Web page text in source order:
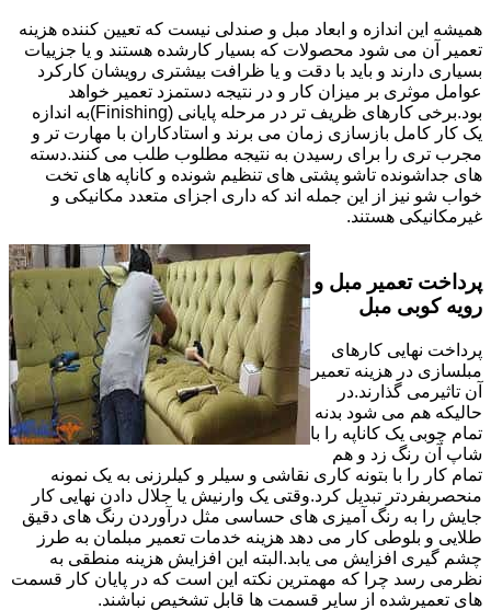
همیشه این اندازه و ابعاد مبل و صندلی نیست که تعیین کننده هزینه
تعمیر آن می شود محصولات که بسیار کارشده هستند و یا جزییات
بسیاری دارند و باید با دقت و یا ظرافت بیشتری رویشان کارکرد
عوامل موثری بر میزان کار و در نتیجه دستمزد تعمیر خواهد
بود.برخی کارهای ظریف تر در مرحله پایانی (Finishing)به اندازه
یک کار کامل بازسازی زمان می برند و استادکاران با مهارت تر و
مجرب تری را برای رسیدن به نتیجه مطلوب طلب می کنند.دسته
های جداشونده تاشو پشتی های تنظیم شونده و کاناپه های تخت
خواب شو نیز از این جمله اند که داری اجزای متعدد مکانیکی و
غیرمکانیکی هستند.
پرداخت تعمیر مبل و
رویه کوبی مبل
پرداخت نهایی کارهای
مبلسازی در هزینه تعمیر
آن تاثیرمی گذارند.در
حالیکه هم می شود بدنه
تمام چوبی یک کاناپه را با
شاپ آن رنگ زد و هم
تمام کار را با بتونه کاری نقاشی و سیلر و کیلرزنی به یک نمونه
منحصربفردتر تبدیل کرد.وقتی یک وارنیش یا جلال دادن نهایی کار
جایش را به رنگ آمیزی های حساسی مثل درآوردن رنگ های دقیق
طلایی و بلوطی کار می دهد هزینه خدمات تعمیر مبلمان به طرز
چشم گیری افزایش می یابد.البته این افزایش هزینه منطقی به
نظرمی رسد چرا که مهمترین نکته این است که در پایان کار قسمت
های تعمیرشده از سایر قسمت ها قابل تشخیص نباشند.